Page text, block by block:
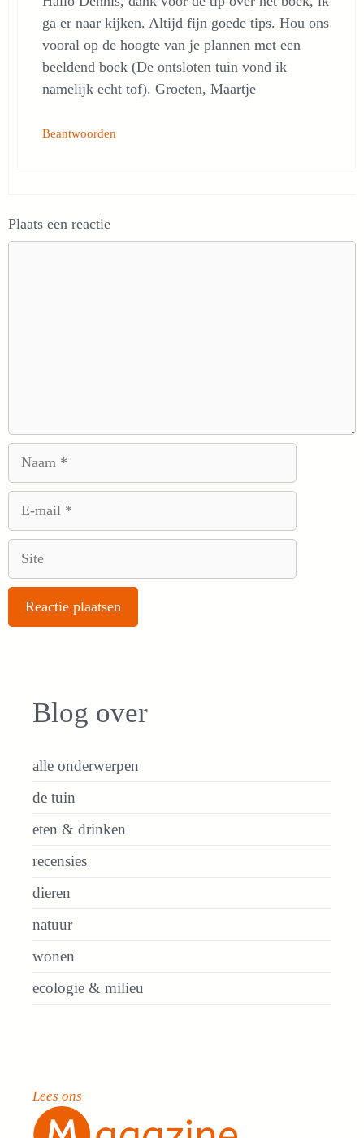
ga er naar kijken. Altijd fijn goede tips. Hou ons
vooral op de hoogte van je plannen met een
beeldend boek (De ontsloten tuin vond ik
namelijk echt tof). Groeten, Maartje
Beantwoorden
Plaats een reactie
Blog over
alle onderwerpen
de tuin
eten & drinken
recensies
dieren
natuur
wonen
ecologie & milieu
Lees ons